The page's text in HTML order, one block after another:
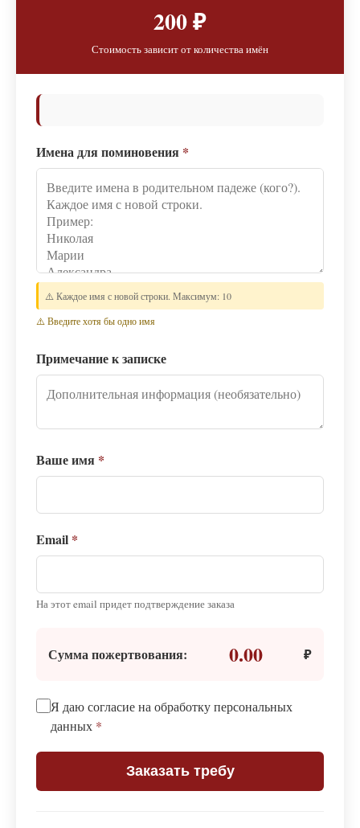
200 ₽
Стоимость зависит от количества имён
Имена для поминовения *
⚠️ Каждое имя с новой строки. Максимум: 10
⚠️ Введите хотя бы одно имя
Примечание к записке
Ваше имя *
Email *
На этот email придет подтверждение заказа
Сумма пожертвования: 0.00 ₽
Я даю согласие на обработку персональных
данных *
Заказать требу